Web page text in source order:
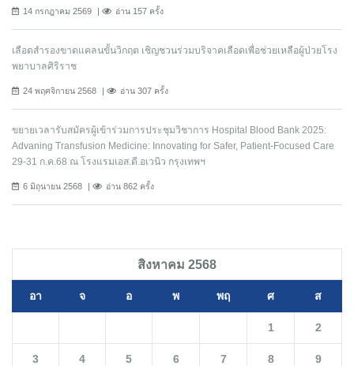
14 กรกฎาคม 2569 อ่าน 157 ครั้ง
เลือดสำรองขาดแคลนขั้นวิกฤต เชิญชวนร่วมบริจาคเลือดเพื่อช่วยเหลือผู้ป่วยโรง
พยาบาลศิริราช
24 พฤศจิกายน 2568 อ่าน 307 ครั้ง
ขยายเวลารับสมัครผู้เข้าร่วมการประชุมวิชาการ Hospital Blood Bank 2025:
Advaning Transfusion Medicine: Innovating for Safer, Patient-Focused Care
29-31 ก.ค.68 ณ โรงแรมเอส.ดี.อเวนิว กรุงเทพฯ
6 มิถุนายน 2568 อ่าน 862 ครั้ง
สิงหาคม 2568
อา จ อ พ พฤ ศ ส
1 2
3 4 5 6 7 8 9